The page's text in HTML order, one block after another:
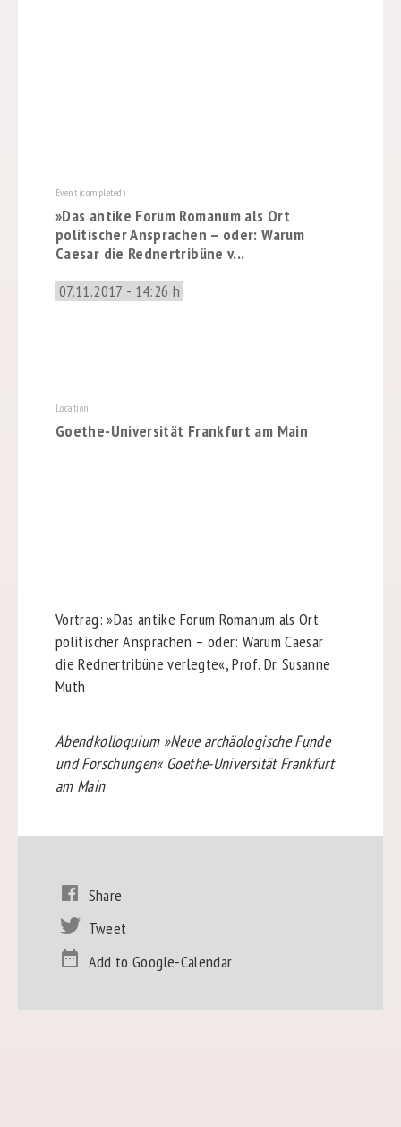
Event (completed)
»Das antike Forum Romanum als Ort
politischer Ansprachen – oder: Warum
Caesar die Rednertribüne v...
07.11.2017 - 14:26 h
Location
Goethe-Universität Frankfurt am Main
Vortrag:»Das antike Forum Romanum als Ort
politischer Ansprachen – oder: Warum Caesar
die Rednertribüne verlegte«,Prof. Dr. Susanne
Muth
Abendkolloquium »Neue archäologische Funde
und Forschungen« Goethe-Universität Frankfurt
am Main
Share
Tweet
Add to Google-Calendar